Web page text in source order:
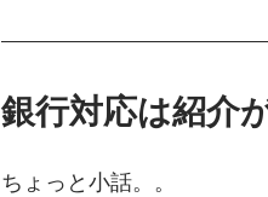
銀行対応は紹介
ちょっと小話。。